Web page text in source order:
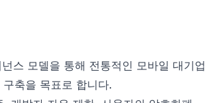
스 모델을 통해 전통적인 모바일 대기업
축을 목표로 합니다.